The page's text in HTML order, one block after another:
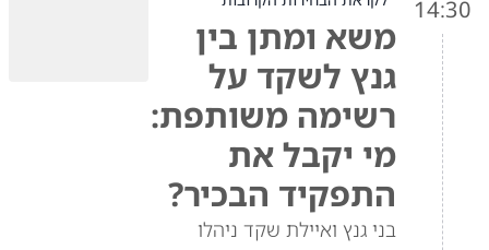
14:30
משא ומתן בין
גנץ לשקד על
רשימה משותפת:
מי יקבל את
התפקיד הבכיר?
בני גנץ ואיילת שקד ניהלו